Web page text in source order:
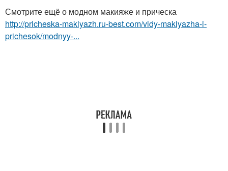
Смотрите ещё о модном макияже и прическа
http://pricheska-makiyazh.ru-best.com/vidy-makiyazha-i-
prichesok/modnyy-...